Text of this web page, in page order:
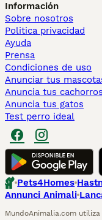
Información
Sobre nosotros
Politica privacidad
Ayuda
Prensa
Condiciones de uso
Anunciar tus
Anuncia tus cachorros
Anuncia tus gatos
Test perro ideal
Pets4Homes
Annunci Animali
MundoAnimalia.com